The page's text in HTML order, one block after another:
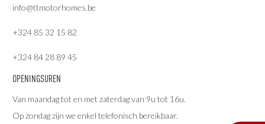
info@ttmotorhomes.be
+324 85 32 15 82
+324 84 28 89 45
OPENINGSUREN
Van maandag tot en met zaterdag van 9u tot 16u.
Op zondag zijn we enkel telefonisch bereikbaar.